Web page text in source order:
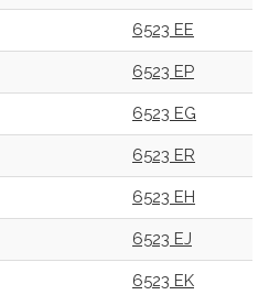
6523 EE
6523 EP
6523 EG
6523 ER
6523 EH
6523 EJ
6523 EK